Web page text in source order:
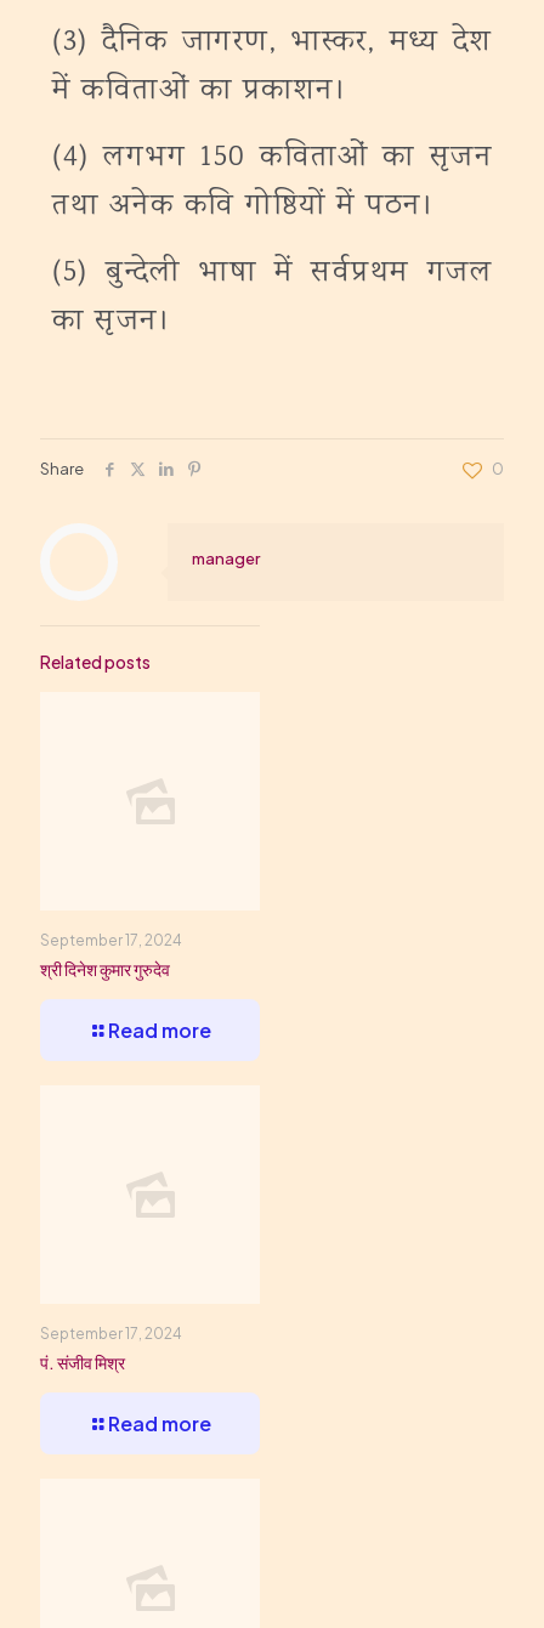
(3) दैनिक जागरण, भास्कर, मध्य देश
में कविताओं का प्रकाशन।
(4) लगभग 150 कविताओं का सृजन
तथा अनेक कवि गोष्ठियों में पठन।
(5) बुन्देली भाषा में सर्वप्रथम गजल
का सृजन।
Share 0
manager
Related posts
September 17, 2024
श्री दिनेश कुमार गुरुदेव
Read more
September 17, 2024
पं. संजीव मिश्र
Read more